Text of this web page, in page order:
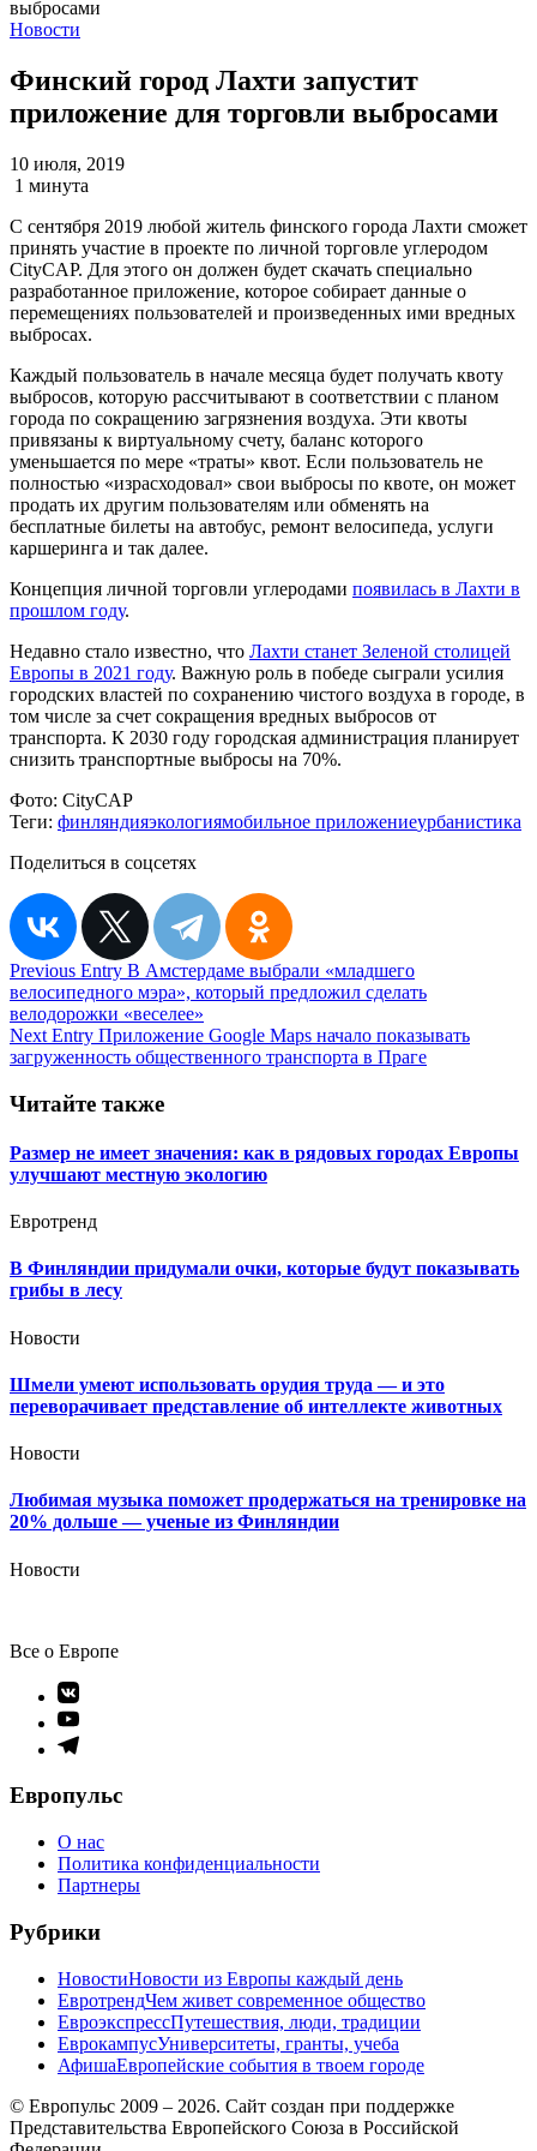
Новости
Финский город Лахти запустит
приложение для торговли выбросами
10 июля, 2019
1 минута
С сентября 2019 любой житель финского города Лахти сможет
принять участие в проекте по личной торговле углеродом
CityCAP. Для этого он должен будет скачать специально
разработанное приложение, которое собирает данные о
перемещениях пользователей и произведенных ими вредных
выбросах.
Каждый пользователь в начале месяца будет получать квоту
выбросов, которую рассчитывают в соответствии с планом
города по сокращению загрязнения воздуха. Эти квоты
привязаны к виртуальному счету, баланс которого
уменьшается по мере «траты» квот. Если пользователь не
полностью «израсходовал» свои выбросы по квоте, он может
продать их другим пользователям или обменять на
бесплатные билеты на автобус, ремонт велосипеда, услуги
каршеринга и так далее.
Концепция личной торговли углеродами появилась в Лахти в
прошлом году.
Недавно стало известно, что Лахти станет Зеленой столицей
Европы в 2021 году. Важную роль в победе сыграли усилия
городских властей по сохранению чистого воздуха в городе, в
том числе за счет сокращения вредных выбросов от
транспорта. К 2030 году городская администрация планирует
снизить транспортные выбросы на 70%.
Фото: CityCAP
Теги: финляндияэкологиямобильное приложениеурбанистика
Поделиться в соцсетях
Навигация
по
записям
Previous Entry В Амстердаме выбрали «младшего
велосипедного мэра», который предложил сделать
велодорожки «веселее»
Next Entry Приложение Google Maps начало показывать
загруженность общественного транспорта в Праге
Читайте также
Размер не имеет значения: как в рядовых городах Европы
улучшают местную экологию
Евротренд
В Финляндии придумали очки, которые будут показывать
грибы в лесу
Новости
Шмели умеют использовать орудия труда — и это
переворачивает представление об интеллекте животных
Новости
Любимая музыка поможет продержаться на тренировке на
20% дольше — ученые из Финляндии
Новости
Все о Европе
Элемент
меню
Элемент
меню
Элемент
Европульс
О нас
Политика конфиденциальности
Партнеры
Рубрики
НовостиНовости из Европы каждый день
ЕвротрендЧем живет современное общество
ЕвроэкспрессПутешествия, люди, традиции
ЕврокампусУниверситеты, гранты, учеба
АфишаЕвропейские события в твоем городе
© Европульс 2009 – 2026. Сайт создан при поддержке
Представительства Европейского Союза в Российской